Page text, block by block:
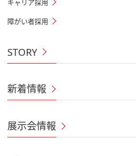
キャリア採用
障がい者採用
STORY
新着情報
展示会情報